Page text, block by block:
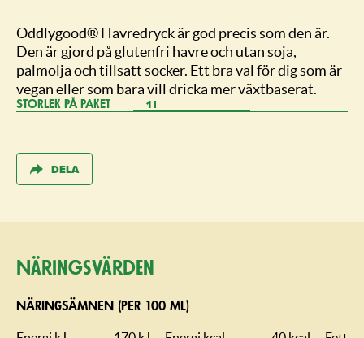
Oddlygood® Havredryck är god precis som den är.
Den är gjord på glutenfri havre och utan soja,
palmolja och tillsatt socker. Ett bra val för dig som är
vegan eller som bara vill dricka mer växtbaserat.
STORLEK PÅ PAKET 1 l
DELA
Näringsvärden
NÄRINGSÄMNEN (PER 100 ML)